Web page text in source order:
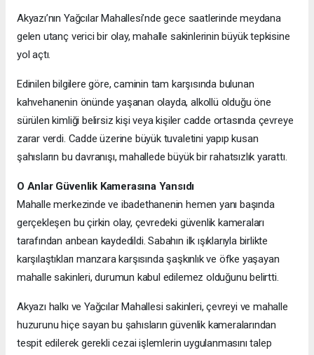
Akyazı’nın Yağcılar Mahallesi’nde gece saatlerinde meydana
gelen utanç verici bir olay, mahalle sakinlerinin büyük tepkisine
yol açtı.
Edinilen bilgilere göre, caminin tam karşısında bulunan
kahvehanenin önünde yaşanan olayda, alkollü olduğu öne
sürülen kimliği belirsiz kişi veya kişiler cadde ortasında çevreye
zarar verdi. Cadde üzerine büyük tuvaletini yapıp kusan
şahısların bu davranışı, mahallede büyük bir rahatsızlık yarattı.
O Anlar Güvenlik Kamerasına Yansıdı
Mahalle merkezinde ve ibadethanenin hemen yanı başında
gerçekleşen bu çirkin olay, çevredeki güvenlik kameraları
tarafından anbean kaydedildi. Sabahın ilk ışıklarıyla birlikte
karşılaştıkları manzara karşısında şaşkınlık ve öfke yaşayan
mahalle sakinleri, durumun kabul edilemez olduğunu belirtti.
Akyazı halkı ve Yağcılar Mahallesi sakinleri, çevreyi ve mahalle
huzurunu hiçe sayan bu şahısların güvenlik kameralarından
tespit edilerek gerekli cezai işlemlerin uygulanmasını talep